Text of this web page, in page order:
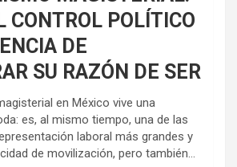
CONTROL POLÍTICO
DE
SU RAZÓN DE SER
en México vive una
es, al mismo tiempo, una de las
laboral más grandes y
de movilización, pero también...